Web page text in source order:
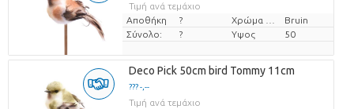
Τιμή ανά τεμάχιο
Αποθήκη
?
Bruin
Σύνολο:
? Υψος 50
Deco Pick 50cm bird Tommy 11cm
??? -,--
Τιμή ανά τεμάχιο